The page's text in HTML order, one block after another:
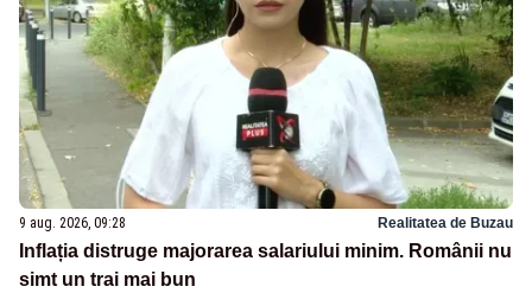
9 aug. 2026, 09:28 Realitatea de Buzau
Inflația distruge majorarea salariului minim. Românii nu
simt un trai mai bun